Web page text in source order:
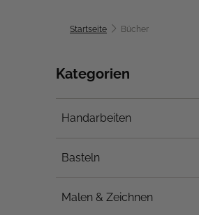
Startseite Bücher
Kategorien
Handarbeiten
Basteln
Malen & Zeichnen